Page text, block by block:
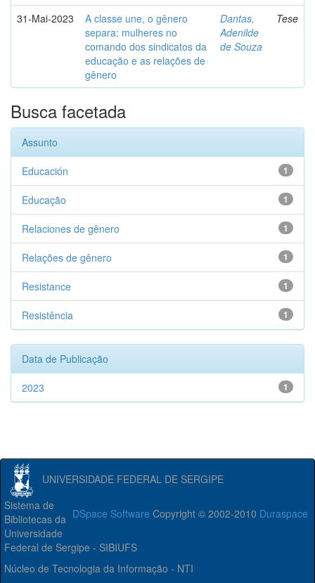
31-Mai-2023
A classe une, o gênero
separa: mulheres no
comando dos sindicatos da
educação e as relações de
gênero
Dantas,
Adenilde
de Souza
Tese
Busca facetada
Assunto
1
Educación
1
Educação
1
Relaciones de gênero
1
Relações de gênero
1
Resistance
1
Resistência
Data de Publicação
1
2023
UNIVERSIDADE FEDERAL DE SERGIPE
DSpace Software Copyright © 2002-2010 Duraspace
Sistema de
Bibliotecas da
Universidade
Federal de Sergipe - SIBIUFS
Núcleo de Tecnologia da Informação - NTI